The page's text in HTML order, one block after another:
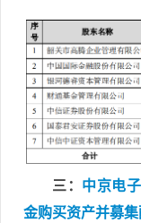
三： 中京电
金购买资产并募